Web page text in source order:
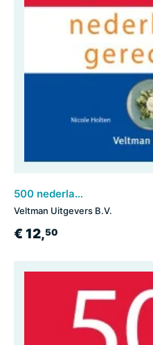
500 nederlandse gerechten
Veltman Uitgevers B.V.
€ 12,50